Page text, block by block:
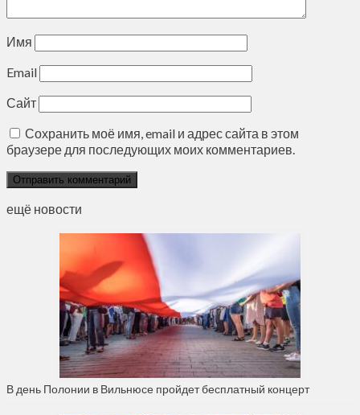
Имя
Email
Сайт
Сохранить моё имя, email и адрес сайта в этом
браузере для последующих моих комментариев.
ещё новости
В день Полонии в Вильнюсе пройдет бесплатный концерт